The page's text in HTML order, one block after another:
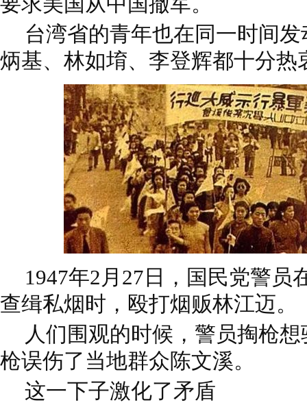
台湾省的青年也在同一时间
炳基、林如堉、李登辉都十分热
1947年2月27日，国民党警员
查缉私烟时，殴打烟贩林江迈。
人们围观的时候，警员掏枪
枪误伤了当地群众陈文溪。
这一下子激化了矛盾